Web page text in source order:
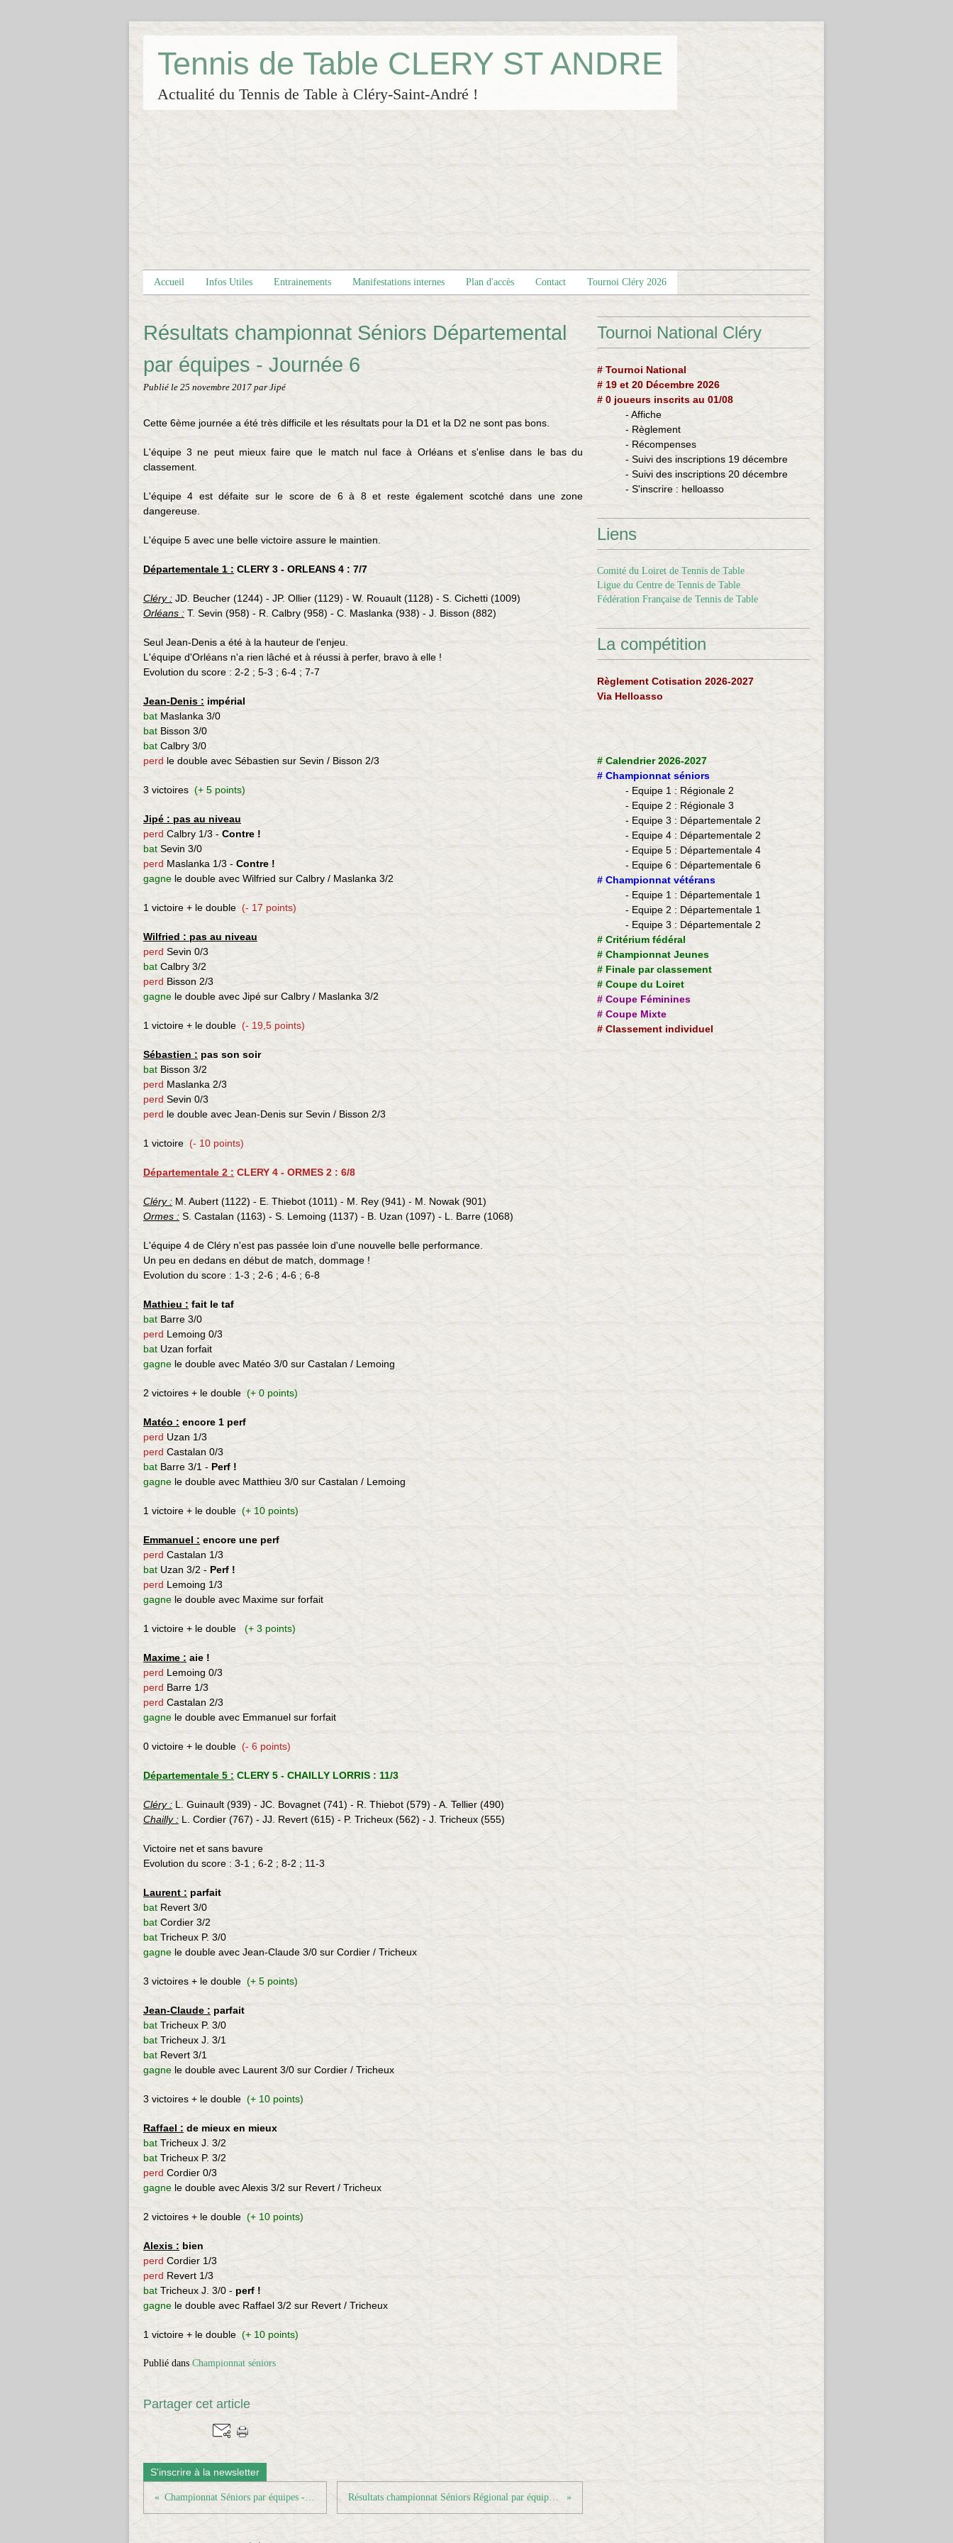
Tennis de Table CLERY ST ANDRE
Actualité du Tennis de Table à Cléry-Saint-André !
Accueil Infos Utiles Entrainements Manifestations internes Plan d'accès Contact Tournoi Cléry 2026
Résultats championnat Séniors Départemental
par équipes - Journée 6
Publié le 25 novembre 2017 par Jipé
Cette 6ème journée a été très difficile et les résultats pour la D1 et la D2 ne sont pas bons.
L'équipe 3 ne peut mieux faire que le match nul face à Orléans et s'enlise dans le bas du
classement.
L'équipe 4 est défaite sur le score de 6 à 8 et reste également scotché dans une zone
dangereuse.
L'équipe 5 avec une belle victoire assure le maintien.
Départementale 1 : CLERY 3 - ORLEANS 4 : 7/7
Cléry : JD. Beucher (1244) - JP. Ollier (1129) - W. Rouault (1128) - S. Cichetti (1009)
Orléans : T. Sevin (958) - R. Calbry (958) - C. Maslanka (938) - J. Bisson (882)
Seul Jean-Denis a été à la hauteur de l'enjeu.
L'équipe d'Orléans n'a rien lâché et à réussi à perfer, bravo à elle !
Evolution du score : 2-2 ; 5-3 ; 6-4 ; 7-7
Jean-Denis : impérial
bat Maslanka 3/0
bat Bisson 3/0
bat Calbry 3/0
perd le double avec Sébastien sur Sevin / Bisson 2/3
3 victoires (+ 5 points)
Jipé : pas au niveau
perd Calbry 1/3 - Contre !
bat Sevin 3/0
perd Maslanka 1/3 - Contre !
gagne le double avec Wilfried sur Calbry / Maslanka 3/2
1 victoire + le double (- 17 points)
Wilfried : pas au niveau
perd Sevin 0/3
bat Calbry 3/2
perd Bisson 2/3
gagne le double avec Jipé sur Calbry / Maslanka 3/2
1 victoire + le double (- 19,5 points)
Sébastien : pas son soir
bat Bisson 3/2
perd Maslanka 2/3
perd Sevin 0/3
perd le double avec Jean-Denis sur Sevin / Bisson 2/3
1 victoire (- 10 points)
Départementale 2 : CLERY 4 - ORMES 2 : 6/8
Cléry : M. Aubert (1122) - E. Thiebot (1011) - M. Rey (941) - M. Nowak (901)
Ormes : S. Castalan (1163) - S. Lemoing (1137) - B. Uzan (1097) - L. Barre (1068)
L'équipe 4 de Cléry n'est pas passée loin d'une nouvelle belle performance.
Un peu en dedans en début de match, dommage !
Evolution du score : 1-3 ; 2-6 ; 4-6 ; 6-8
Mathieu : fait le taf
bat Barre 3/0
perd Lemoing 0/3
bat Uzan forfait
gagne le double avec Matéo 3/0 sur Castalan / Lemoing
2 victoires + le double (+ 0 points)
Matéo : encore 1 perf
perd Uzan 1/3
perd Castalan 0/3
bat Barre 3/1 - Perf !
gagne le double avec Matthieu 3/0 sur Castalan / Lemoing
1 victoire + le double (+ 10 points)
Emmanuel : encore une perf
perd Castalan 1/3
bat Uzan 3/2 - Perf !
perd Lemoing 1/3
gagne le double avec Maxime sur forfait
1 victoire + le double (+ 3 points)
Maxime : aie !
perd Lemoing 0/3
perd Barre 1/3
perd Castalan 2/3
gagne le double avec Emmanuel sur forfait
0 victoire + le double (- 6 points)
Départementale 5 : CLERY 5 - CHAILLY LORRIS : 11/3
Cléry : L. Guinault (939) - JC. Bovagnet (741) - R. Thiebot (579) - A. Tellier (490)
Chailly : L. Cordier (767) - JJ. Revert (615) - P. Tricheux (562) - J. Tricheux (555)
Victoire net et sans bavure
Evolution du score : 3-1 ; 6-2 ; 8-2 ; 11-3
Laurent : parfait
bat Revert 3/0
bat Cordier 3/2
bat Tricheux P. 3/0
gagne le double avec Jean-Claude 3/0 sur Cordier / Tricheux
3 victoires + le double (+ 5 points)
Jean-Claude : parfait
bat Tricheux P. 3/0
bat Tricheux J. 3/1
bat Revert 3/1
gagne le double avec Laurent 3/0 sur Cordier / Tricheux
3 victoires + le double (+ 10 points)
Raffael : de mieux en mieux
bat Tricheux J. 3/2
bat Tricheux P. 3/2
perd Cordier 0/3
gagne le double avec Alexis 3/2 sur Revert / Tricheux
2 victoires + le double (+ 10 points)
Alexis : bien
perd Cordier 1/3
perd Revert 1/3
bat Tricheux J. 3/0 - perf !
gagne le double avec Raffael 3/2 sur Revert / Tricheux
1 victoire + le double (+ 10 points)
Publié dans Championnat séniors
Partager cet article
S'inscrire à la newsletter
Championnat Séniors par équipes - Journée 6 Résultats championnat Séniors Régional par équipes - Journée 6
Tournoi National Cléry
# Tournoi National
# 19 et 20 Décembre 2026
# 0 joueurs inscrits au 01/08
- Affiche
- Règlement
- Récompenses
- Suivi des inscriptions 19 décembre
- Suivi des inscriptions 20 décembre
- S'inscrire : helloasso
Liens
Comité du Loiret de Tennis de Table
Ligue du Centre de Tennis de Table
Fédération Française de Tennis de Table
La compétition
Règlement Cotisation 2026-2027
Via Helloasso
# Calendrier 2026-2027
# Championnat séniors
- Equipe 1 : Régionale 2
- Equipe 2 : Régionale 3
- Equipe 3 : Départementale 2
- Equipe 4 : Départementale 2
- Equipe 5 : Départementale 4
- Equipe 6 : Départementale 6
​# Championnat vétérans
- ​Equipe 1 : Départementale 1
- Equipe 2 : Départementale 1
- Equipe 3 : Départementale 2
# Critérium fédéral
# Championnat Jeunes
# Finale par classement
# Coupe du Loiret
# Coupe Féminines
# Coupe Mixte
#Classement individuel